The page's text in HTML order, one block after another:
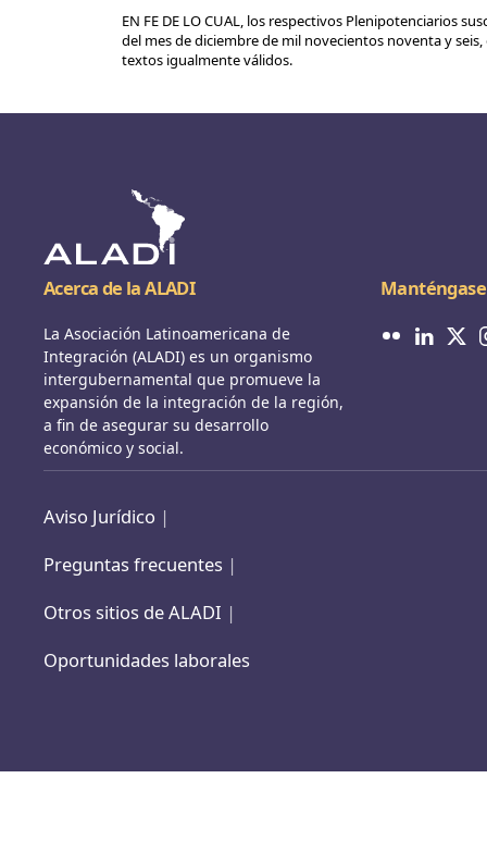
EN FE DE LO CUAL, los respectivos Plenipotenciarios
del mes de diciembre de mil novecientos noventa y
textos igualmente válidos.
Acerca de la ALADI
La Asociación Latinoamericana de
Integración (ALADI) es un organismo
intergubernamental que promueve la
expansión de la integración de la región,
a fin de asegurar su desarrollo
económico y social.
Aviso Jurídico |
Preguntas frecuentes |
Otros sitios de ALADI |
Oportunidades laborales